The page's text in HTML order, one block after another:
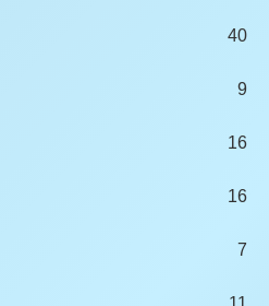
40
9
16
16
7